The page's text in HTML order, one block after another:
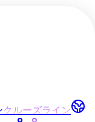
クルーズライン